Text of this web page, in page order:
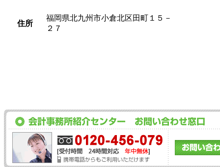
住所
福岡県北九州市小倉北区田町１５－
２７